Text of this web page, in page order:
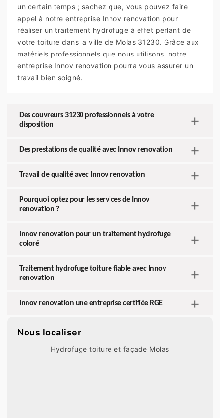
un certain temps ; sachez que, vous pouvez faire
appel à notre entreprise Innov renovation pour
réaliser un traitement hydrofuge à effet perlant de
votre toiture dans la ville de Molas 31230. Grâce aux
matériels professionnels que nous utilisons, notre
entreprise Innov renovation pourra vous assurer un
travail bien soigné.
Des couvreurs 31230 professionnels à votre
disposition
Des prestations de qualité avec Innov renovation
Travail de qualité avec Innov renovation
Pourquoi optez pour les services de Innov
renovation ?
Innov renovation pour un traitement hydrofuge
coloré
Traitement hydrofuge toiture fiable avec Innov
renovation
Innov renovation une entreprise certifiée RGE
Nous localiser
Hydrofuge toiture et façade Molas